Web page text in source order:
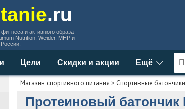
.ru
и активного образа
Nutrition, Weider, MHP и
Цели Скидки и акции Ещё
Магазин спортивного питания > Спортивные батончики
Протеиновый батончик